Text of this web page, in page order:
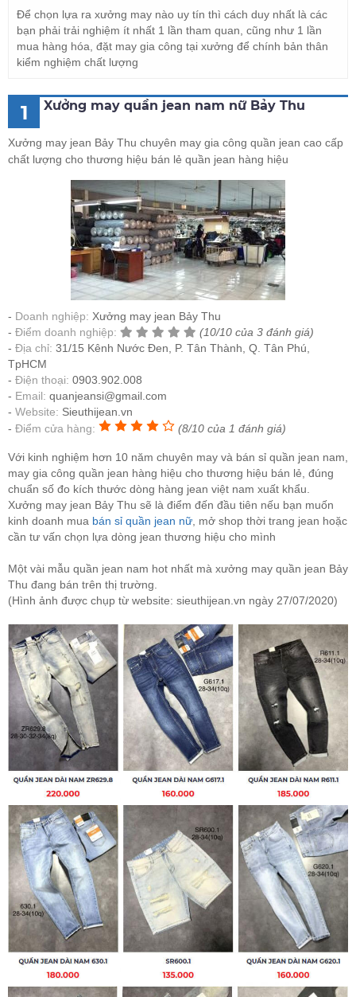
Để chọn lựa ra xưởng may nào uy tín thì cách duy nhất là các
bạn phải trải nghiệm ít nhất 1 lần tham quan, cũng như 1 lần
mua hàng hóa, đặt may gia công tại xưởng để chính bản thân
kiểm nghiệm chất lượng
1 Xưởng may quần jean nam nữ Bảy Thu
Xưởng may jean Bảy Thu chuyên may gia công quần jean cao cấp
chất lượng cho thương hiệu bán lẻ quần jean hàng hiệu
Doanh nghiệp: Xưởng may jean Bảy Thu
Điểm doanh nghiệp:
(10/10 của 3 đánh giá)
Địa chỉ: 31/15 Kênh Nước Đen, P. Tân Thành, Q. Tân Phú,
TpHCM
Điện thoại: 0903.902.008
Email: quanjeansi@gmail.com
Website: Sieuthijean.vn
Điểm cửa hàng:
(8/10 của 1 đánh giá)
Với kinh nghiệm hơn 10 năm chuyên may và bán sỉ quần jean nam,
may gia công quần jean hàng hiệu cho thương hiệu bán lẻ, đúng
chuẩn số đo kích thước dòng hàng jean việt nam xuất khẩu.
Xưởng may jean Bảy Thu sẽ là điểm đến đầu tiên nếu bạn muốn
kinh doanh mua bán sỉ quần jean nữ , mở shop thời trang jean hoặc
cần tư vấn chọn lựa dòng jean thương hiệu cho mình
Một vài mẫu quần jean nam hot nhất mà xưởng may quần jean Bảy
Thu đang bán trên thị trường.
(Hình ảnh được chụp từ website: sieuthijean.vn ngày 27/07/2020)